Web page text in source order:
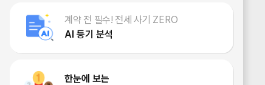
계약 전 필수! 전세 사기 ZERO
AI 등기 분석
한눈에 보는